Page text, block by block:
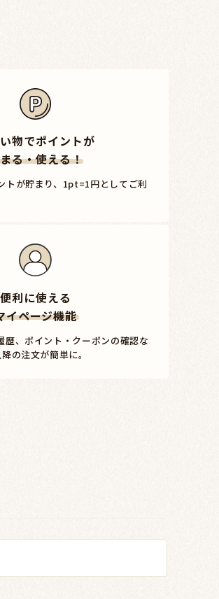
物でポイントが
る・使える！
トが貯まり、1pt=1円としてご利
便利に使える
イページ機能
歴、ポイント・クーポンの確認な
の注文が簡単に。